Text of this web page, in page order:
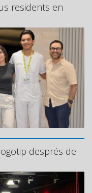
residents en
després de